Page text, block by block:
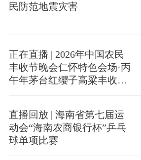
民防范地震灾害
正在直播 | 2026年中国农民
丰收节晚会仁怀特色会场·丙
午年茅台红缨子高粱丰收季
直播回放 | 海南省第七届运
动会“海南农商银行杯”乒乓
球单项比赛